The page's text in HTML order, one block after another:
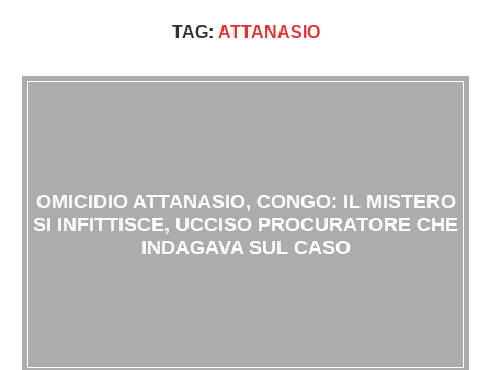
TAG: ATTANASIO
OMICIDIO ATTANASIO, CONGO: IL MISTERO
SI INFITTISCE, UCCISO PROCURATORE CHE
INDAGAVA SUL CASO